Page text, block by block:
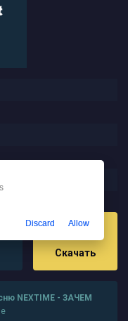
Скачать
NEXTIME - ЗАЧЕМ
Discard Allow